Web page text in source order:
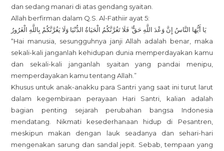
dan sedang manari di atas gendang syaitan.
Allah berfirman dalam Q.S. Al-Fathiir ayat 5:
يَا أَيُّهَا النَّاسُ إِنَّ وَعْدَ اللَّهِ حَقٌّ ۖ فَلَا تَغُرَّنَّكُمُ الْحَيَاةُ الدُّنْيَا وَلَا يَغُرَّنَّكُمْ بِاللَّهِ الْغَرُورُ
“Hai manusia, sesungguhnya janji Allah adalah benar, maka
sekali-kali janganlah kehidupan dunia memperdayakan kamu
dan sekali-kali janganlah syaitan yang pandai menipu,
memperdayakan kamu tentang Allah.”
Khusus untuk anak-anakku para Santri yang saat ini turut larut
dalam kegembiraan perayaan Hari Santri, kalian adalah
bagian penting sejarah perubahan bangsa Indonesia
mendatang. Nikmati kesederhanaan hidup di Pesantren,
meskipun makan dengan lauk seadanya dan sehari-hari
mengenakan sarung dan sandal jepit. Sebab, tempaan yang